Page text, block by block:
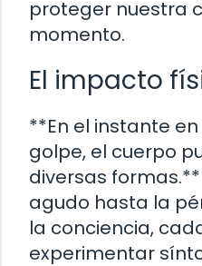
proteger nuestra
momento.
El impacto
**En el instante
golpe, el cuerpo
diversas
agudo hasta la
la conciencia,
experimentar